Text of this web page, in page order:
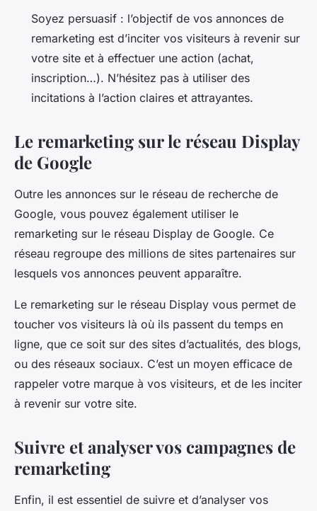
Soyez persuasif : l’objectif de vos annonces de
remarketing est d’inciter vos visiteurs à revenir sur
votre site et à effectuer une action (achat,
inscription…). N’hésitez pas à utiliser des
incitations à l’action claires et attrayantes.
Le remarketing sur le réseau Display
de Google
Outre les annonces sur le réseau de recherche de
Google, vous pouvez également utiliser le
remarketing sur le réseau Display de Google. Ce
réseau regroupe des millions de sites partenaires sur
lesquels vos annonces peuvent apparaître.
Le remarketing sur le réseau Display vous permet de
toucher vos visiteurs là où ils passent du temps en
ligne, que ce soit sur des sites d’actualités, des blogs,
ou des réseaux sociaux. C’est un moyen efficace de
rappeler votre marque à vos visiteurs, et de les inciter
à revenir sur votre site.
Suivre et analyser vos campagnes de
remarketing
Enfin, il est essentiel de suivre et d’analyser vos